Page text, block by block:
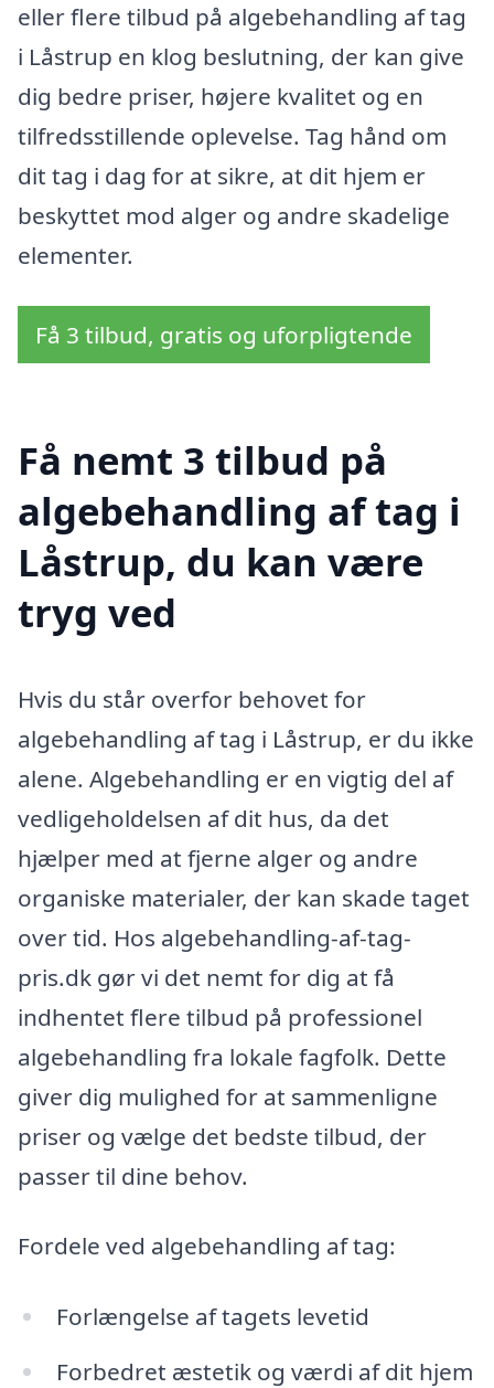
eller flere tilbud på algebehandling af tag
i Låstrup en klog beslutning, der kan give
dig bedre priser, højere kvalitet og en
tilfredsstillende oplevelse. Tag hånd om
dit tag i dag for at sikre, at dit hjem er
beskyttet mod alger og andre skadelige
elementer.
Få 3 tilbud, gratis og uforpligtende
Få nemt 3 tilbud på
algebehandling af tag i
Låstrup, du kan være
tryg ved
Hvis du står overfor behovet for
algebehandling af tag i Låstrup, er du ikke
alene. Algebehandling er en vigtig del af
vedligeholdelsen af dit hus, da det
hjælper med at fjerne alger og andre
organiske materialer, der kan skade taget
over tid. Hos algebehandling-af-tag-
pris.dk gør vi det nemt for dig at få
indhentet flere tilbud på professionel
algebehandling fra lokale fagfolk. Dette
giver dig mulighed for at sammenligne
priser og vælge det bedste tilbud, der
passer til dine behov.
Fordele ved algebehandling af tag:
Forlængelse af tagets levetid
Forbedret æstetik og værdi af dit hjem